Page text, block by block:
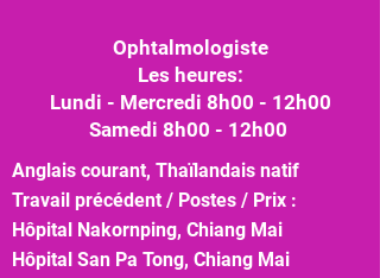
Ophtalmologiste
Les heures:
Lundi - Mercredi 8h00 - 12h00
Samedi 8h00 - 12h00
Anglais courant, Thaïlandais natif
Travail précédent / Postes / Prix :
Hôpital Nakornping, Chiang Mai
Hôpital San Pa Tong, Chiang Mai